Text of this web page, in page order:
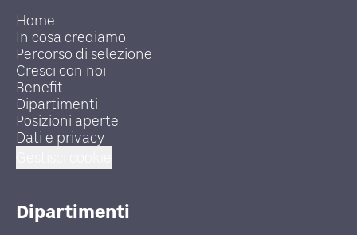
Home
In cosa crediamo
Percorso di selezione
Cresci con noi
Benefit
Dipartimenti
Posizioni aperte
Dati e privacy
Dipartimenti